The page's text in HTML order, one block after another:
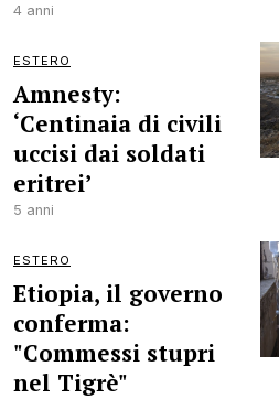
4 anni
ESTERO
Amnesty:
‘Centinaia di civili
uccisi dai soldati
eritrei’
5 anni
ESTERO
Etiopia, il governo
conferma:
"Commessi stupri
nel Tigrè"